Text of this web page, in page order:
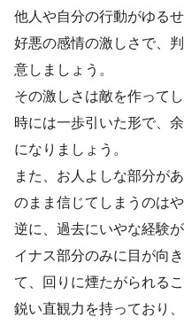
他人や自分の行動がゆる
好悪の感情の激しさで、
意しましょう。
その激しさは敵を作ってし
時には一歩引いた形で、
になりましょう。
また、お人よしな部分が
のまま信じてしまうのはや
逆に、過去にいやな経験
イナス部分のみに目が向
て、回りに煙たがられる
鋭い直観力を持っており